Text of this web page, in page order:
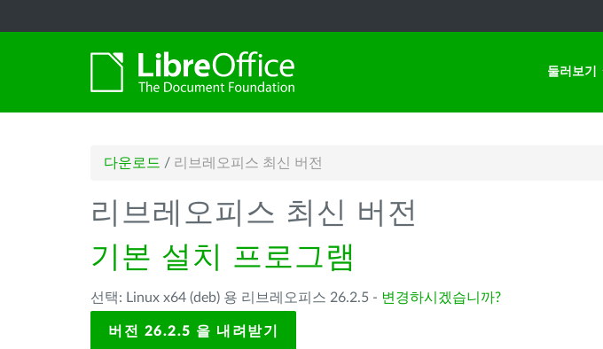
둘러보기
다운로드 / 리브레오피스 최신 버전
리브레오피스 최신 버전
기본 설치 프로그램
선택: Linux x64 (deb) 용 리브레오피스 26.2.5 - 변경하시겠습니까?
버전 26.2.5 을 내려받기